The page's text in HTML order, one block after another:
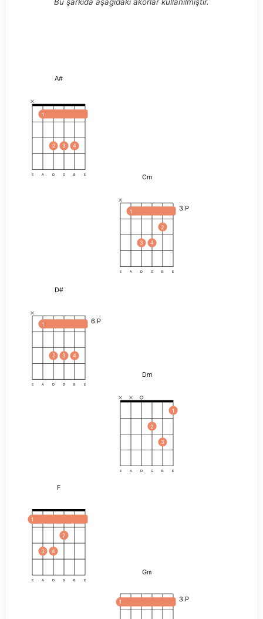
A#
1
2 3 4
E A D G B E Cm
3.P
1
3 4
2
E A D G B E
D#
6.P
1
2 3 4
E A D G B E
Dm
2
3
1
E A D G B E
F
1
3 4
2
E A D G B E
Gm
3.P
1